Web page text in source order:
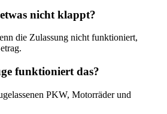
nicht klappt?
die Zulassung nicht funktioniert,
funktioniert das?
PKW, Motorräder und